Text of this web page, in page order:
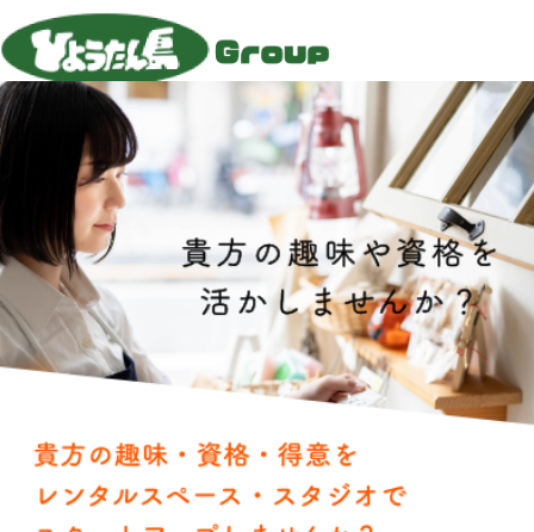
総合受付0584-74-8369 受付時間( 11:00〜19:00 )